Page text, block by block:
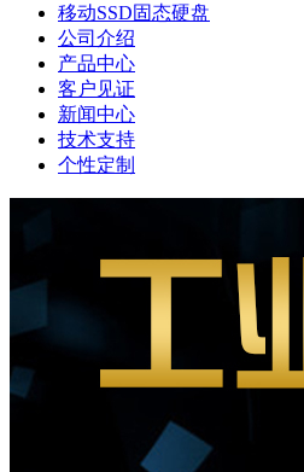
移动SSD固态硬盘
公司介绍
产品中心
客户见证
新闻中心
技术支持
个性定制